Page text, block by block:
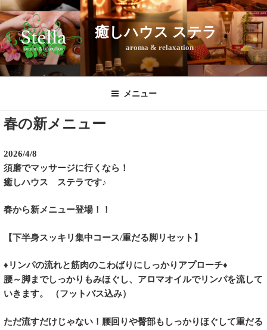
コ
ン
テ
ン
ツ
へ
ッ
癒しハウス ステラ
aroma & relaxation
メニュー
春の新メニュー
2026/4/8
須磨でマッサージに行くなら！
癒しハウス ステラです♪
春から新メニュー登場！！
【下半身スッキリ集中コース/重だる脚リセット】
♦リンパの流れと筋肉のこわばりにしっかりアプローチ♦
腰～脚までしっかりもみほぐし、アロマオイルでリンパを流して
いきます。 （フットバス込み）
ただ流すだけじゃない！腰回りや臀部もしっかりほぐして重だる